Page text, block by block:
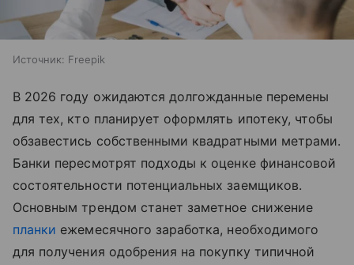
Источник: Freepik
В 2026 году ожидаются долгожданные перемены
для тех, кто планирует оформлять ипотеку, чтобы
обзавестись собственными квадратными метрами.
Банки пересмотрят подходы к оценке финансовой
состоятельности потенциальных заемщиков.
Основным трендом станет заметное снижение
планки ежемесячного заработка, необходимого
для получения одобрения на покупку типичной